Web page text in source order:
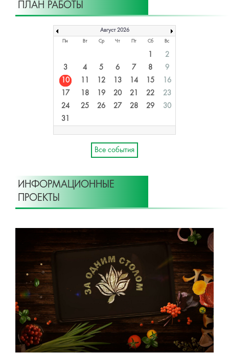
ПЛАН РАБОТЫ
Август 2026
Пн Вт Ср Чт Пт Сб Вс
1
2
3
4 5 6 7 8
9
10
11 12 13 14 15
16
17
18 19 20 21 22
23
24
25 26 27 28 29
30
31
Все события
ИНФОРМАЦИОННЫЕ
ПРОЕКТЫ